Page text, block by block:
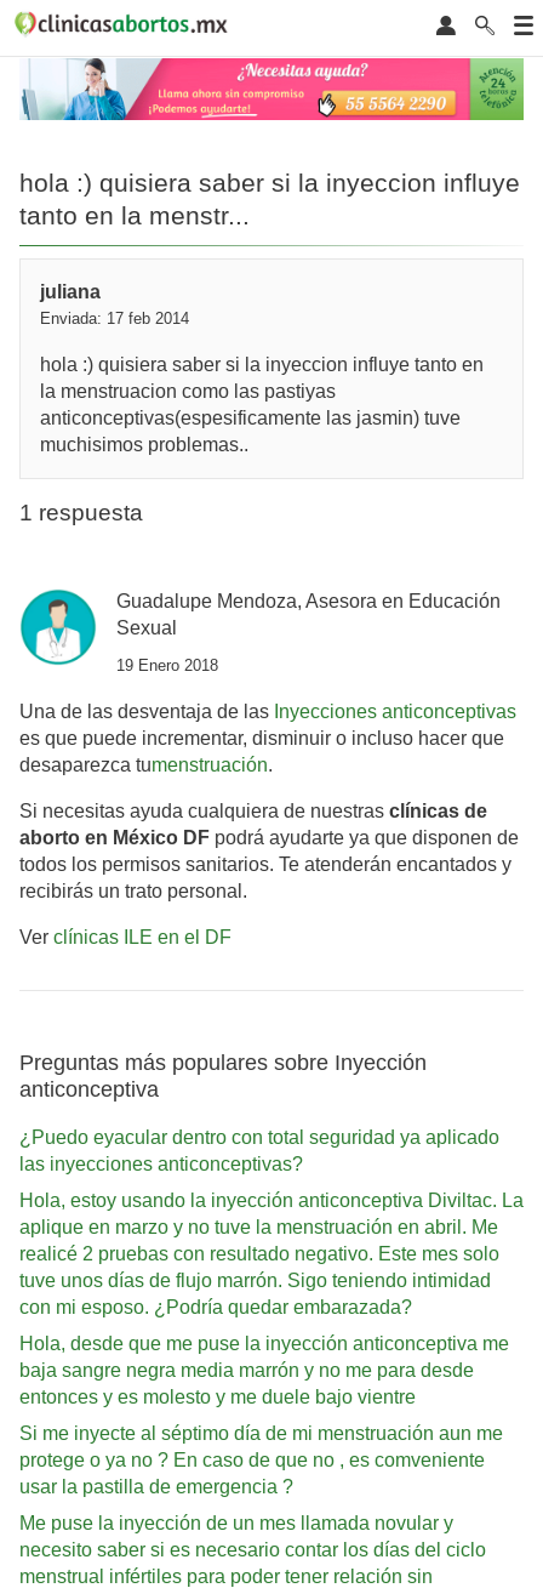
hola :) quisiera saber si la inyeccion influye
tanto en la menstr...
juliana
Enviada: 17 feb 2014
hola :) quisiera saber si la inyeccion influye tanto en
la menstruacion como las pastiyas
anticonceptivas(espesificamente las jasmin) tuve
muchisimos problemas..
1 respuesta
Guadalupe Mendoza, Asesora en Educación
Sexual
19 Enero 2018
Una de las desventaja de las Inyecciones anticonceptivas
es que puede incrementar, disminuir o incluso hacer que
desaparezca tumenstruación.
Si necesitas ayuda cualquiera de nuestras clínicas de
aborto en México DF podrá ayudarte ya que disponen de
todos los permisos sanitarios. Te atenderán encantados y
recibirás un trato personal.
Ver clínicas ILE en el DF
Preguntas más populares sobre Inyección
anticonceptiva
¿Puedo eyacular dentro con total seguridad ya aplicado
las inyecciones anticonceptivas?
Hola, estoy usando la inyección anticonceptiva Diviltac. La
aplique en marzo y no tuve la menstruación en abril. Me
realicé 2 pruebas con resultado negativo. Este mes solo
tuve unos días de flujo marrón. Sigo teniendo intimidad
con mi esposo. ¿Podría quedar embarazada?
Hola, desde que me puse la inyección anticonceptiva me
baja sangre negra media marrón y no me para desde
entonces y es molesto y me duele bajo vientre
Si me inyecte al séptimo día de mi menstruación aun me
protege o ya no ? En caso de que no , es comveniente
usar la pastilla de emergencia ?
Me puse la inyección de un mes llamada novular y
necesito saber si es necesario contar los días del ciclo
menstrual infértiles para poder tener relación sin